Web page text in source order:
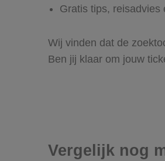
Gratis tips, reisadvies
Wij vinden dat de
Ben jij klaar om jouw
Vergelijk nog